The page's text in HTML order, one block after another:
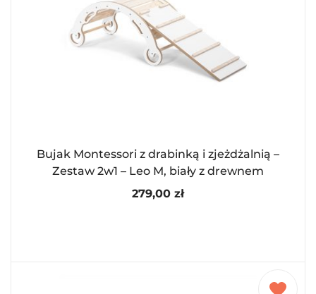
Bujak Montessori z drabinką i zjeżdżalnią –
Zestaw 2w1 – Leo M, biały z drewnem
279,00 zł